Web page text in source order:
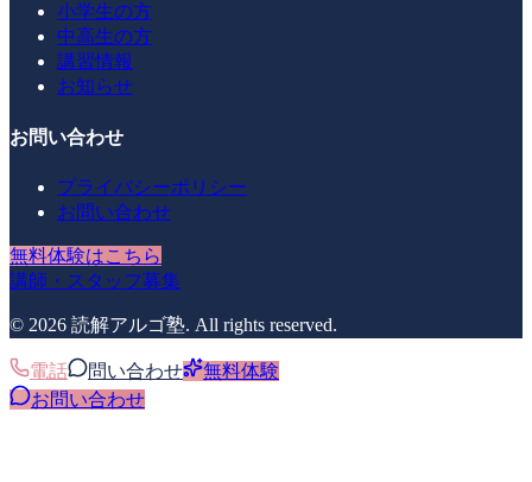
小学生の方
中高生の方
講習情報
お知らせ
お問い合わせ
プライバシーポリシー
お問い合わせ
無料体験はこちら
講師・スタッフ募集
© 2026 読解アルゴ塾. All rights reserved.
電話 問い合わせ
無料体験
お問い合わせ